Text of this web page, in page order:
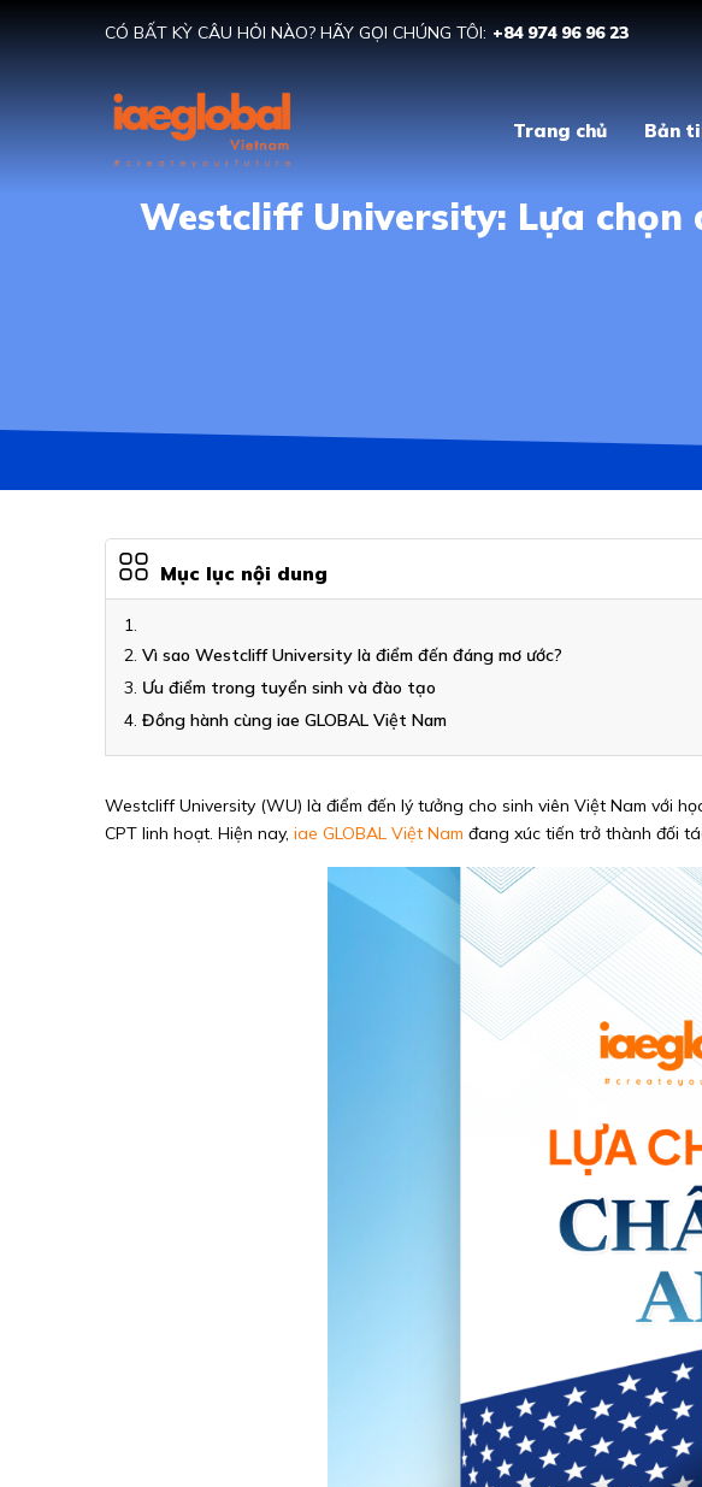
CÓ BẤT KỲ CÂU HỎI NÀO? HÃY GỌI CHÚNG TÔI: +84 974 96 96 23
Trang chủ Bản
Westcliff University: Lựa
Mục lục nội dung
Vì sao Westcliff University là điểm đến đáng mơ ước?
Ưu điểm trong tuyển sinh và đào tạo
Đồng hành cùng iae GLOBAL Việt Nam
Westcliff University (WU) là điểm đến lý tưởng cho sinh viên Việt Nam với
CPT linh hoạt. Hiện nay, iae GLOBAL Việt Nam đang xúc tiến trở thành đối